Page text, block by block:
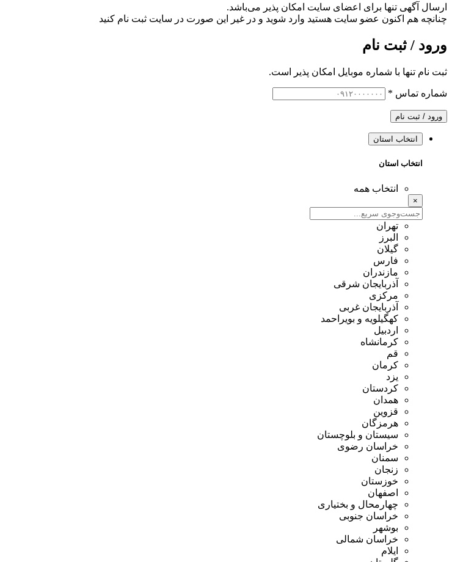
ارسال آگهی تنها برای اعضای سایت امکان پذیر می‌باشد.
چنانچه هم‌ اکنون عضو سایت هستید وارد شوید و در غیر این صورت در سایت ثبت نام کنید
ورود / ثبت نام
ثبت نام تنها با شماره موبایل امکان پذیر است.
شماره تماس *
ورود / ثبت نام
انتخاب استان
انتخاب استان
انتخاب همه
×
تهران
البرز
گیلان
فارس
مازندران
آذربایجان شرقی
مرکزی
آذربایجان غربی
کهگیلویه و بویراحمد
اردبیل
کرمانشاه
قم
کرمان
یزد
کردستان
همدان
قزوین
هرمزگان
سیستان و بلوچستان
خراسان رضوی
سمنان
زنجان
خوزستان
اصفهان
چهارمحال و بختیاری
خراسان جنوبی
بوشهر
خراسان شمالی
ایلام